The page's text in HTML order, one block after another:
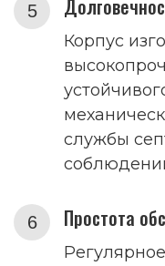
Корпус
службы
Простота